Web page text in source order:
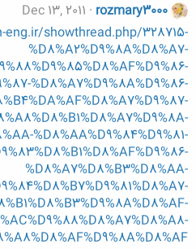
rozmary3000
Dec 13, 2011
showthread.php/328715-
%D8%A2%D9%8A%D8%A7-
%D8%A7%D9%8A%D9%86-
%D8%AA%D9%84%D9%81-
%D8%A7%D8%B3%D8%AA-